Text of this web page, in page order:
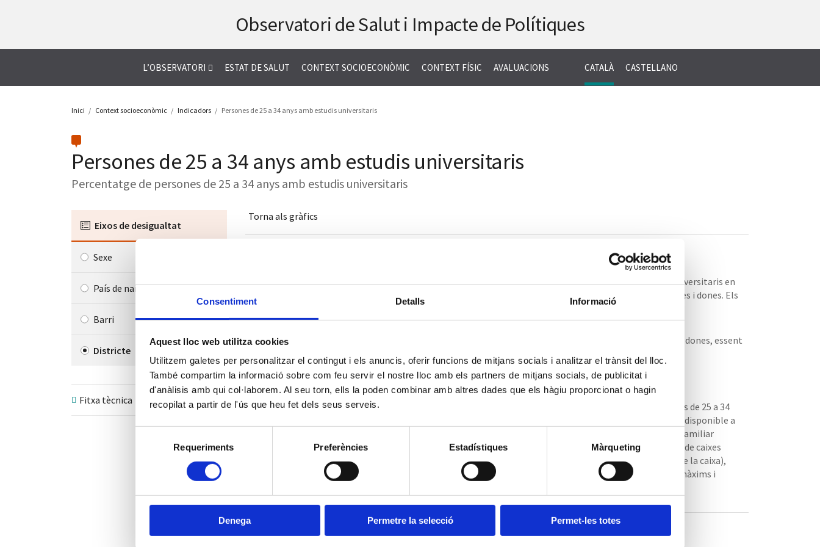
Consentiment Detalls Informació
Aquest lloc web utilitza cookies
Utilitzem galetes per personalitzar el contingut i els anuncis, oferir funcions de mitjans socials i analitzar el trànsit del lloc.
També compartim la informació sobre com feu servir el nostre lloc amb els partners de mitjans socials, de publicitat i
d'anàlisis amb qui col·laborem. Al seu torn, ells la poden combinar amb altres dades que els hàgiu proporcionat o hagin
recopilat a partir de l'ús que heu fet dels seus serveis.
consentiment
Requeriments Preferències Estadístiques Màrqueting
Denega Permetre la selecció Permet-les totes
Observatori de Saluti Impacte de Polítiques
L’OBSERVATORI ESTAT DE SALUT CONTEXT SOCIOECONÒMIC CONTEXT FÍSIC AVALUACIONS CERCACATALÀ CASTELLANO
Inici Context socioeconòmic Indicadors Persones de 25 a 34 anys amb estudis universitaris
Persones de 25 a 34 anys amb estudis universitaris
Percentatge de persones de 25 a 34 anys amb estudis universitaris
Eixos de desigualtat
Sexe
País de naixement
Barri
Districte
Fitxa tècnica
Torna als gràfics
A la figura de dalt es mostra com es distribueix el percentatge de persones de 25 a 34 anys amb estudis universitaris en
els districtes de la ciutat agrupats segons els quintils dels valors que pren l’indicador, per separat en homes i dones. Els
quintils es construeixen creant 5 grups iguals a partir de les dades ordenades de l’indicador.
A la figura de baix es mostren els districtes ordenats segons el valor de l’indicador, per separat en homes i dones, essent
la línia negra la mitjana de Barcelona.
Descripció del gràfic
En aquesta figura es mostra, utilitzant diagrames de caixes, com es distribueix el percentatge de persones de 25 a 34
anys amb estudis universitaris en els districtes de la ciutat agrupats segons els tercils de la renda familiar disponible a
cada districte. Els tercils es construeixen creant 3 grups iguals a partir de les dades ordenades de la renda familiar
disponible (Q1, Q2 i Q3, esssent Q1 el tercil amb menys renda i Q3 el tercil amb més renda). Els diagrames de caixes
representen els valors dels percentils 25 i 75 (extrems de la caixa), el valor del percentil 50 (línia interior de la caixa),
valors màxims i mínims (línies per sobre i sota de la caixa) i valors atípics (punt per sobre o per sota dels màxims i